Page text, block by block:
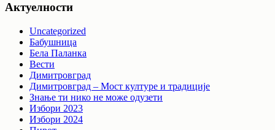
Актуелности
Uncategorized
Бабушница
Бела Паланка
Вести
Димитровград
Димитровград – Мост културе и традиције
Знање ти нико не може одузети
Избори 2023
Избори 2024